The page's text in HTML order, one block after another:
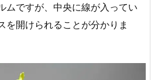
ムですが、中央に線が入ってい
を開けられることが分かりま